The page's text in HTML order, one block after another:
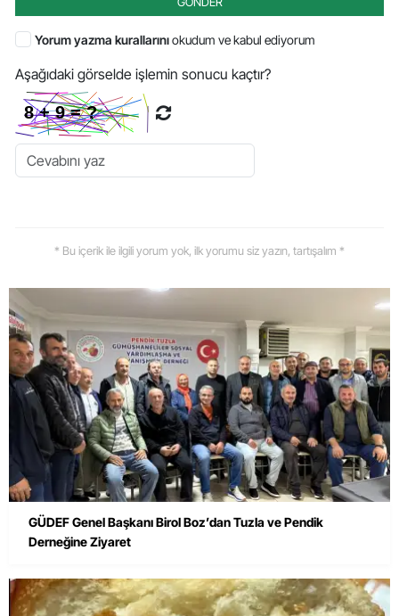
Yorum yazma kurallarınıokudum ve kabul ediyorum
Aşağıdaki görselde işlemin sonucu kaçtır?
* Bu içerik ile ilgili yorum yok, ilk yorumu siz yazın, tartışalım *
GÜDEF Genel Başkanı Birol Boz’dan Tuzla ve Pendik
Derneğine Ziyaret